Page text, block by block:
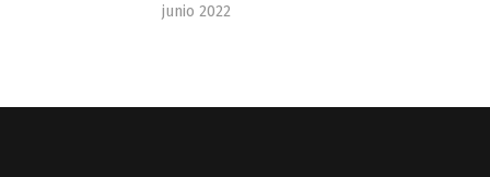
junio 2022